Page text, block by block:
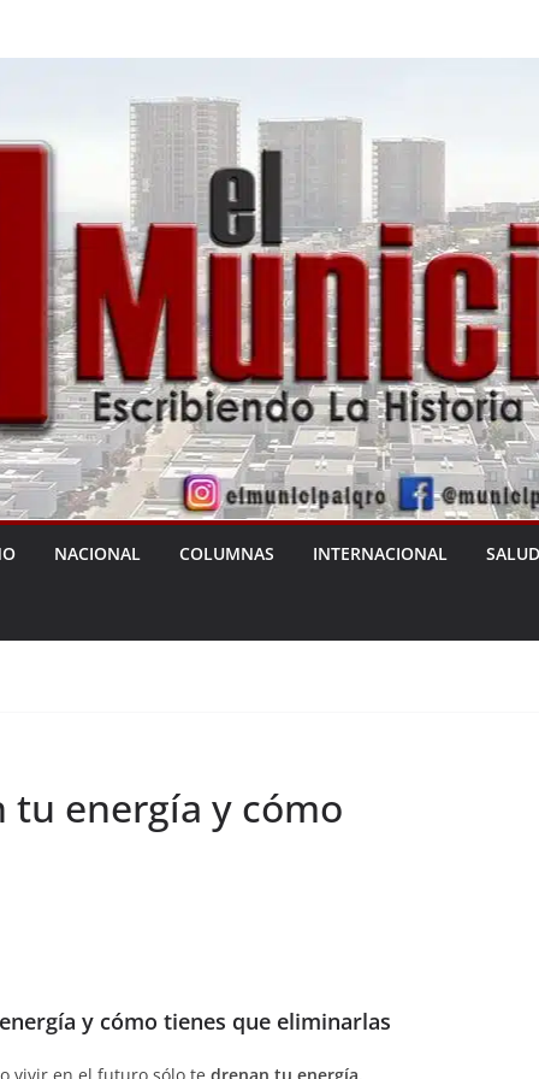
NACIONAL COLUMNAS INTERNACIONAL SALUD
tu energía y cómo
y cómo tienes que eliminarlas